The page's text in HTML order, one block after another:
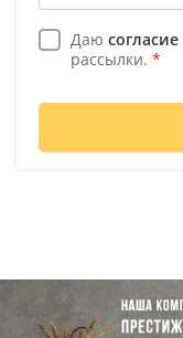
Даю согласие
рассылки. *